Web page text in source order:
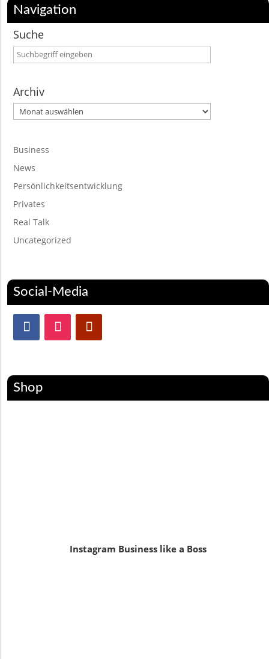
Navigation
Suche
Archiv
Archiv
Business
News
Persönlichkeitsentwicklung
Privates
Real Talk
Uncategorized
Social-Media
Shop
Instagram Business like a Boss